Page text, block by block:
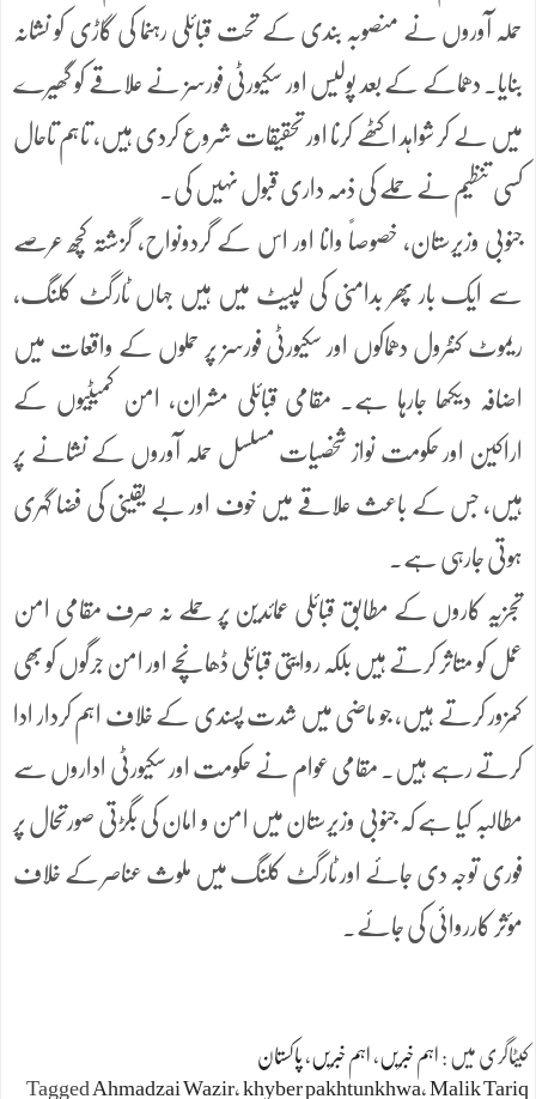
حملہ آوروں نے منصوبہ بندی کے تحت قبائلی رہنما کی گاڑی کو نشانہ
بنایا۔ دھماکے کے بعد پولیس اور سکیورٹی فورسز نے علاقے کو گھیرے
میں لے کر شواہد اکٹھے کرنا اور تحقیقات شروع کردی ہیں، تاہم تاحال
کسی تنظیم نے حملے کی ذمہ داری قبول نہیں کی۔
جنوبی وزیرستان، خصوصاً وانا اور اس کے گردونواح، گزشتہ کچھ عرصے
سے ایک بار پھر بدامنی کی لپیٹ میں ہیں جہاں ٹارگٹ کلنگ،
ریموٹ کنٹرول دھماکوں اور سکیورٹی فورسز پر حملوں کے واقعات میں
اضافہ دیکھا جارہا ہے۔ مقامی قبائلی مشران، امن کمیٹیوں کے
اراکین اور حکومت نواز شخصیات مسلسل حملہ آوروں کے نشانے پر
ہیں، جس کے باعث علاقے میں خوف اور بے یقینی کی فضا گہری
ہوتی جارہی ہے۔
تجزیہ کاروں کے مطابق قبائلی عمائدین پر حملے نہ صرف مقامی امن
عمل کو متاثر کرتے ہیں بلکہ روایتی قبائلی ڈھانچے اور امن جرگوں کو بھی
کمزور کرتے ہیں، جو ماضی میں شدت پسندی کے خلاف اہم کردار ادا
کرتے رہے ہیں۔ مقامی عوام نے حکومت اور سکیورٹی اداروں سے
مطالبہ کیا ہے کہ جنوبی وزیرستان میں امن و امان کی بگڑتی صورتحال پر
فوری توجہ دی جائے اور ٹارگٹ کلنگ میں ملوث عناصر کے خلاف
مؤثر کارروائی کی جائے۔
کیٹاگری میں : اہم خبریں ، اہم خبریں ، پاکستان
Tagged Ahmadzai Wazir، khyber pakhtunkhwa، Malik Tariq